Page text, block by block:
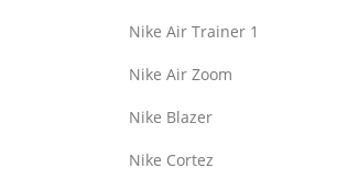
Nike Air Trainer 1
Nike Air Zoom
Nike Blazer
Nike Cortez